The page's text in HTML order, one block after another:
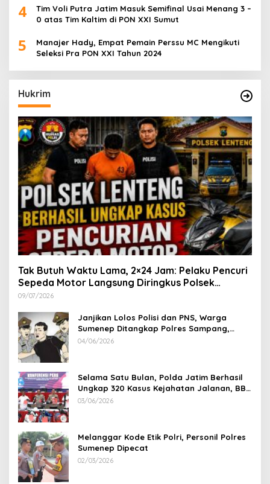
4
Tim Voli Putra Jatim Masuk Semifinal Usai Menang 3 –
0 atas Tim Kaltim di PON XXI Sumut
5
Manajer Hady, Empat Pemain Perssu MC Mengikuti
Seleksi Pra PON XXI Tahun 2024
Hukrim
Tak Butuh Waktu Lama, 2×24 Jam: Pelaku Pencuri
Sepeda Motor Langsung Diringkus Polsek
Lenteng di Wilayah Manding
09/07/2026
Janjikan Lolos Polisi dan PNS, Warga
Sumenep Ditangkap Polres Sampang,
Korban Rugi Rp 600 juta
04/06/2026
Selama Satu Bulan, Polda Jatim Berhasil
Ungkap 320 Kasus Kejahatan Jalanan, BB
100 Sepeda Motor dan 12 Mobil Diamankan
03/06/2026
Melanggar Kode Etik Polri, Personil Polres
Sumenep Dipecat
02/03/2026